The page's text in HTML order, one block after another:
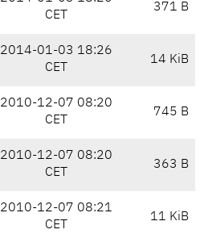
CET
371 B
2014-01-03 18:26
CET
14 KiB
2010-12-07 08:20
CET
745 B
2010-12-07 08:20
CET
363 B
2010-12-07 08:21
CET
11 KiB